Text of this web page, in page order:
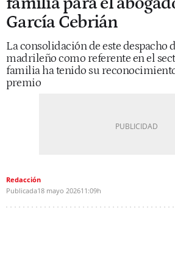
García Cebrián
La consolidación de este despacho
madrileño como referente en el
familia ha tenido su
premio
Redacción
Publicada18 mayo 202611:09h